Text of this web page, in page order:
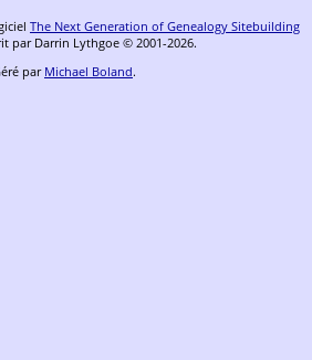
The Next Generation of Genealogy Sitebuilding
par Darrin Lythgoe © 2001-2026.
par Michael Boland.